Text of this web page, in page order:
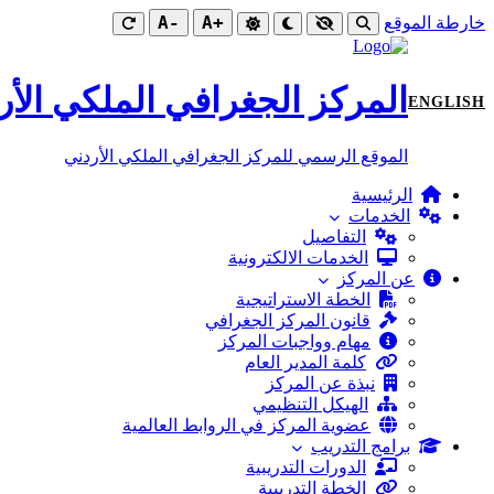
خارطة الموقع +A
-A
ENGLISH المركز الجغرافي الملكي
الموقع الرسمي للمركز الجغرافي الملكي الأردني
الرئيسية
الخدمات
التفاصيل
الخدمات الالكترونية
عن المركز
الخطة الاستراتيجية
قانون المركز الجغرافي
مهام وواجبات المركز
كلمة المدير العام
نبذة عن المركز
الهيكل التنظيمي
عضوية المركز في الروابط العالمية
برامج التدريب
الدورات التدريبية
الخطة التدريبية